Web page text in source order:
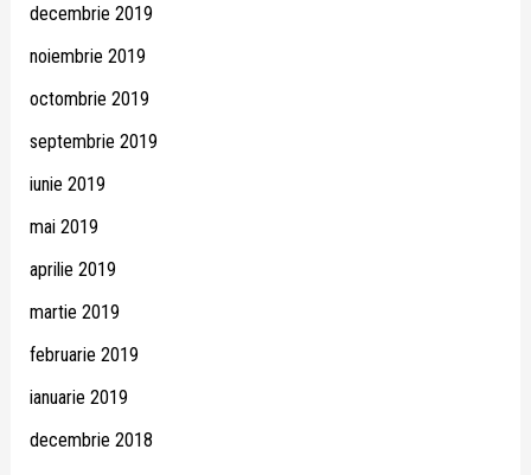
decembrie 2019
noiembrie 2019
octombrie 2019
septembrie 2019
iunie 2019
mai 2019
aprilie 2019
martie 2019
februarie 2019
ianuarie 2019
decembrie 2018